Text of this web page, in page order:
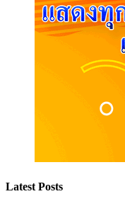
Latest Posts